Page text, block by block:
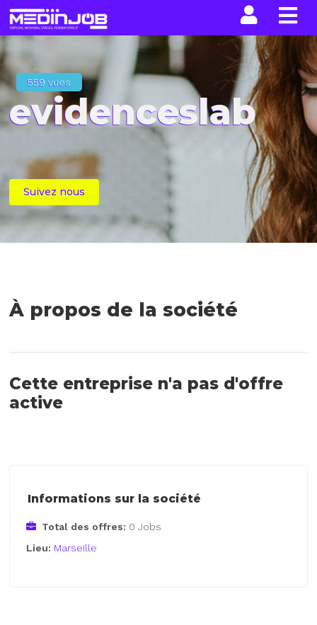
559 vues
evidenceslab
Suivez nous
À propos de la société
Cette entreprise n'a pas d'offre
active
Informations sur la société
Total des offres: 0 Jobs
Lieu: Marseille